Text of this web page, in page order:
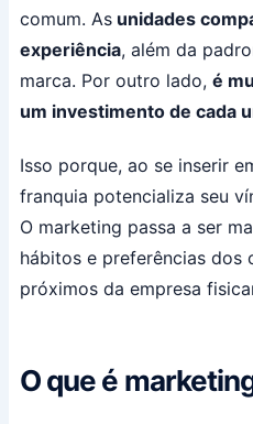
comum. Asunidades
experiência, além da
marca. Por outro lado, é
um investimento de cada
Isso porque, ao se inserir
franquia potencializa seu
O marketing passa a ser
hábitos e preferências dos
próximos da empresa
O que é